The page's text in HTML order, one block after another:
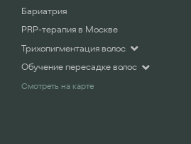
Бариатрия
PRP-терапия в Москве
Трихопигментация волос
Обучение пересадке волос
Смотреть на карте